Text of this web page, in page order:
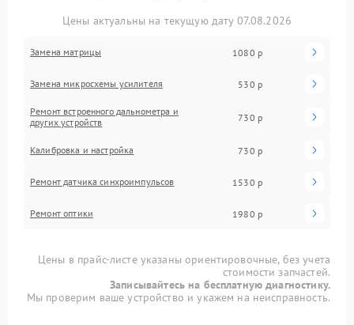
Цены актуальны на текущую дату 07.08.2026
Замена матрицы 1080 р
Замена микросхемы усилителя 530 р
Ремонт встроенного дальнометра и
других устройств
730 р
Калибровка и настройка 730 р
Ремонт датчика синхроимпульсов 1530 р
Ремонт оптики 1980 р
Цены в прайс-листе указаны ориентировочные, без учета
стоимости запчастей.
Записывайтесь на бесплатную диагностику.
Мы проверим ваше устройство и укажем на неисправность.